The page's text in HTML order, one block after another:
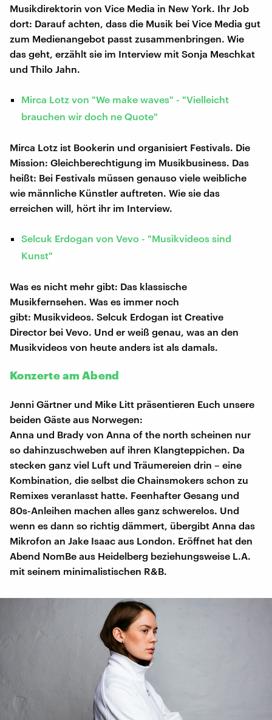
Musikdirektorin von Vice Media in New York. Ihr Job
dort: Darauf achten, dass die Musik bei Vice Media gut
zum Medienangebot passt zusammenbringen. Wie
das geht, erzählt sie im Interview mit Sonja Meschkat
und Thilo Jahn.
Mirca Lotz von "We make waves" - "Vielleicht
brauchen wir doch ne Quote"
Mirca Lotz ist Bookerin und organisiert Festivals. Die
Mission: Gleichberechtigung im Musikbusiness. Das
heißt: Bei Festivals müssen genauso viele weibliche
wie männliche Künstler auftreten. Wie sie das
erreichen will, hört ihr im Interview.
Selcuk Erdogan von Vevo - "Musikvideos sind
Kunst"
Was es nicht mehr gibt: Das klassische
Musikfernsehen. Was es immer noch
gibt: Musikvideos. Selcuk Erdogan ist Creative
Director bei Vevo. Und er weiß genau, was an den
Musikvideos von heute anders ist als damals.
Konzerte am Abend
Jenni Gärtner und Mike Litt präsentieren Euch unsere
beiden Gäste aus Norwegen:
Anna und Brady von Anna of the north scheinen nur
so dahinzuschweben auf ihren Klangteppichen. Da
stecken ganz viel Luft und Träumereien drin – eine
Kombination, die selbst die Chainsmokers schon zu
Remixes veranlasst hatte. Feenhafter Gesang und
80s-Anleihen machen alles ganz schwerelos. Und
wenn es dann so richtig dämmert, übergibt Anna das
Mikrofon an Jake Isaac aus London. Eröffnet hat den
Abend NomBe aus Heidelberg beziehungsweise L.A.
mit seinem minimalistischen R&B.